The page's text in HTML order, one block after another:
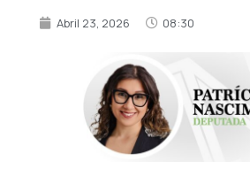
Abril 23, 2026 08:30